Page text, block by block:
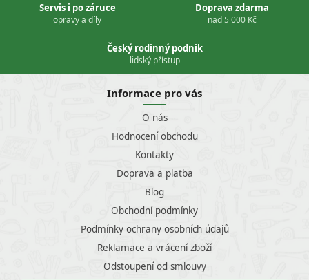
Servis i po záruce
opravy a díly
Doprava zdarma
nad 5 000 Kč
Český rodinný podnik
lidský přístup
Informace pro vás
O nás
Hodnocení obchodu
Kontakty
Doprava a platba
Blog
Obchodní podmínky
Podmínky ochrany osobních údajů
Reklamace a vrácení zboží
Odstoupení od smlouvy